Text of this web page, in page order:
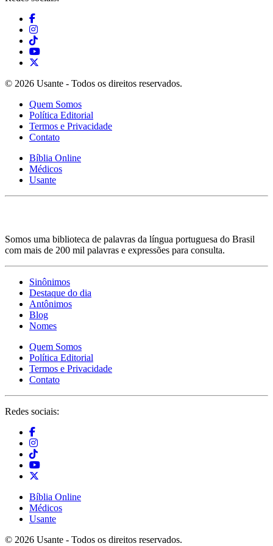
© 2026 Usante - Todos os direitos reservados.
Quem Somos
Política Editorial
Termos e Privacidade
Contato
Bíblia Online
Médicos
Usante
Somos uma biblioteca de palavras da língua portuguesa do Brasil
com mais de 200 mil palavras e expressões para consulta.
Sinônimos
Destaque do dia
Antônimos
Blog
Nomes
Quem Somos
Política Editorial
Termos e Privacidade
Contato
Redes sociais:
Bíblia Online
Médicos
Usante
© 2026 Usante - Todos os direitos reservados.